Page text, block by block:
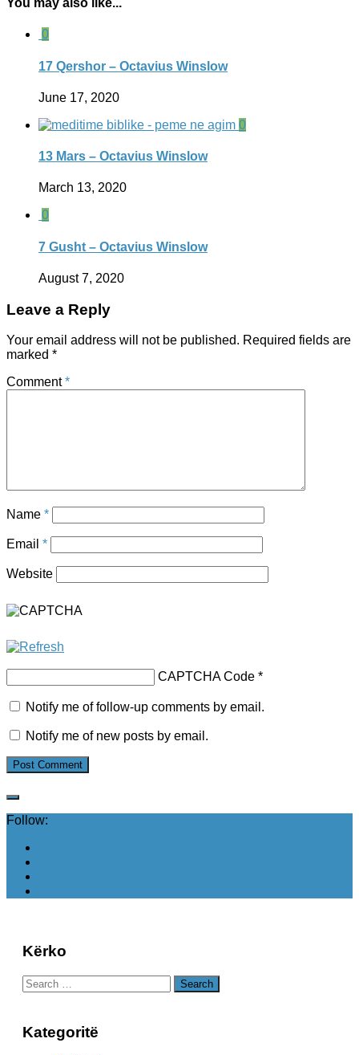
You may also like...
0
17 Qershor – Octavius Winslow
June 17, 2020
0
13 Mars – Octavius Winslow
March 13, 2020
0
7 Gusht – Octavius Winslow
August 7, 2020
Leave a Reply
Your email address will not be published. Required fields are
marked *
Comment*
Name *
Email *
Website
CAPTCHA Code *
Notify me of follow-up comments by email.
Notify me of new posts by email.
Follow:
Kërko
Search
for:
Kategoritë